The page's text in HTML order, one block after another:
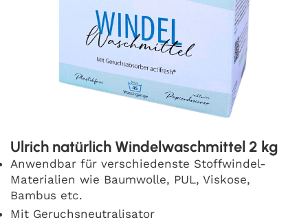
Ulrich natürlich Windelwaschmittel 2 kg
Anwendbar für verschiedenste Stoffwindel-
Materialien wie Baumwolle, PUL, Viskose,
Bambus etc.
Mit Geruchsneutralisator